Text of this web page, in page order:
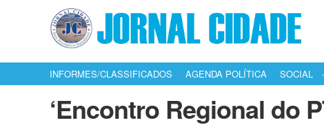
INFORMES/CLASSIFICADOS AGENDA POLÍTICA SOCIAL
‘Encontro Regional do